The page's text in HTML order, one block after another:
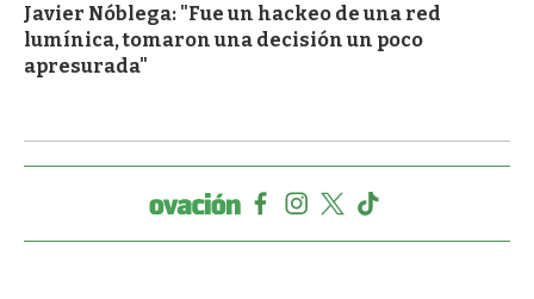
Javier Nóblega: "Fue un hackeo de una red
lumínica, tomaron una decisión un poco
apresurada"